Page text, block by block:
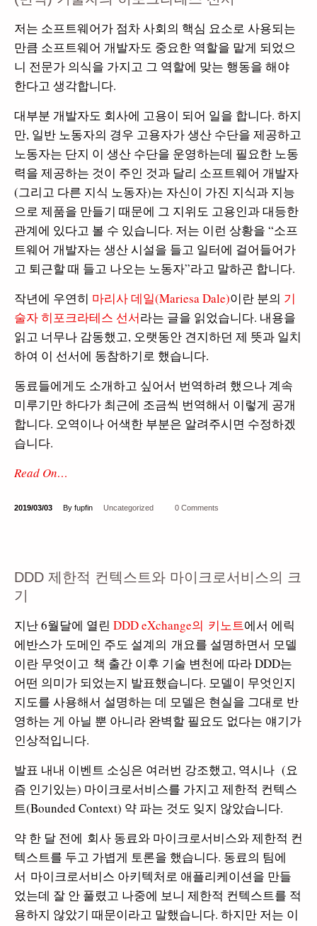
저는 소프트웨어가 점차 사회의 핵심 요소로 사용되는
만큼 소프트웨어 개발자도 중요한 역할을 맡게 되었으
니 전문가 의식을 가지고 그 역할에 맞는 행동을 해야
한다고 생각합니다.
대부분 개발자도 회사에 고용이 되어 일을 합니다. 하지
만, 일반 노동자의 경우 고용자가 생산 수단을 제공하고
노동자는 단지 이 생산 수단을 운영하는데 필요한 노동
력을 제공하는 것이 주인 것과 달리 소프트웨어 개발자
(그리고 다른 지식 노동자)는 자신이 가진 지식과 지능
으로 제품을 만들기 때문에 그 지위도 고용인과 대등한
관계에 있다고 볼 수 있습니다. 저는 이런 상황을 “소프
트웨어 개발자는 생산 시설을 들고 일터에 걸어들어가
고 퇴근할 때 들고 나오는 노동자”라고 말하곤 합니다.
작년에 우연히 마리사 데일(Mariesa Dale)이란 분의 기
술자 히포크라테스 선서라는 글을 읽었습니다. 내용을
읽고 너무나 감동했고, 오랫동안 견지하던 제 뜻과 일치
하여 이 선서에 동참하기로 했습니다.
동료들에게도 소개하고 싶어서 번역하려 했으나 계속
미루기만 하다가 최근에 조금씩 번역해서 이렇게 공개
합니다. 오역이나 어색한 부분은 알려주시면 수정하겠
습니다.
Read On…
2019/03/03 By fupfin Uncategorized 0 Comments
DDD 제한적 컨텍스트와 마이크로서비스의 크
기
지난6월달에 열린 DDD eXchange의 키노트에서 에릭
에반스가 도메인 주도 설계의 개요를 설명하면서 모델
이란 무엇이고 책 출간 이후 기술 변천에 따라DDD는
어떤 의미가 되었는지 발표했습니다. 모델이 무엇인지
지도를 사용해서 설명하는 데 모델은 현실을 그대로 반
영하는 게 아닐 뿐 아니라 완벽할 필요도 없다는 얘기가
인상적입니다.
발표 내내 이벤트 소싱은 여러번 강조했고, 역시나 (요
즘 인기있는) 마이크로서비스를 가지고 제한적 컨텍스
트(Bounded Context) 약 파는 것도 잊지 않았습니다.
약 한 달 전에 회사 동료와 마이크로서비스와 제한적 컨
텍스트를 두고 가볍게 토론을 했습니다. 동료의 팀에
서 마이크로서비스 아키텍처로 애플리케이션을 만들
었는데 잘 안 풀렸고 나중에 보니 제한적 컨텍스트를 적
용하지 않았기 때문이라고 말했습니다. 하지만 저는 이